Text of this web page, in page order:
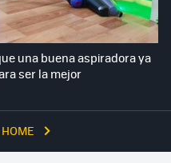
una buena aspiradora ya
ser la mejor